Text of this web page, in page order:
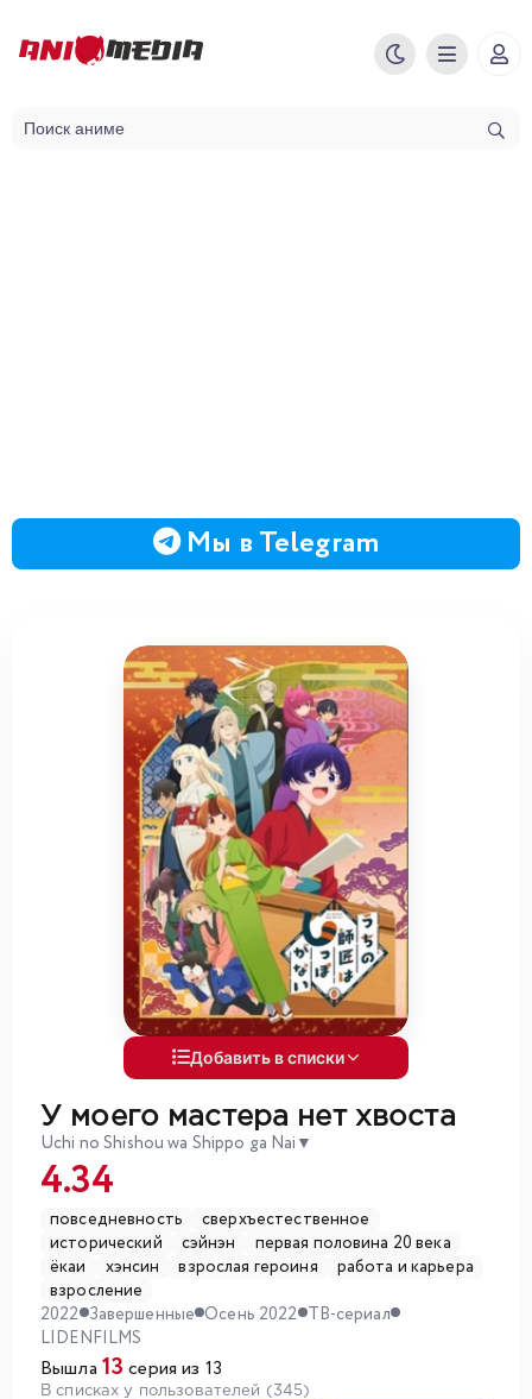
Мы в Telegram
Добавить в списки
У моего мастера нет хвоста
Uchi no Shishou wa Shippo ga Nai ▼
4.34
повседневность
сверхъестественное
исторический
сэйнэн
первая половина 20 века
ёкаи
хэнсин взрослая героиня
работа и карьера
взросление
2022 Завершенные Осень 2022 ТВ-сериал
LIDENFILMS
Вышла 13 серия из 13
В списках у пользователей (345)